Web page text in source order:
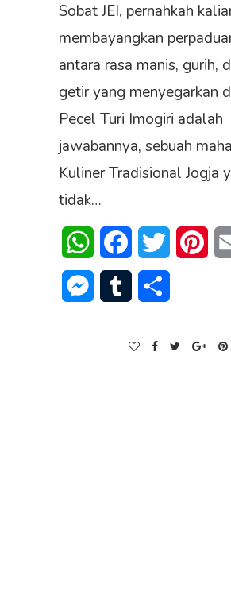
Sobat JEI, pernahkah
membayangkan
antara rasa manis, gurih,
getir yang menyegarkan
Pecel Turi Imogiri adalah
jawabannya, sebuah
Kuliner Tradisional Jogja
tidak…
WhatsAppFacebookTwitter
Messenger
Tumblr